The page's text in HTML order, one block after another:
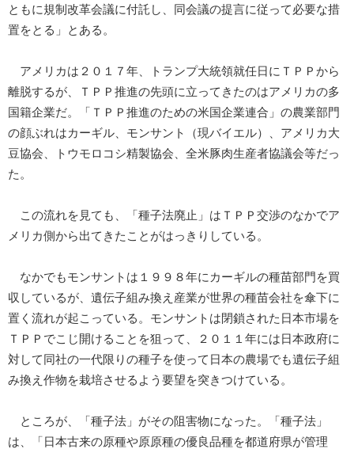
ともに規制改革会議に付託し、同会議の提言に従って必要な措
置をとる」とある。
アメリカは２０１７年、トランプ大統領就任日にＴＰＰから
離脱するが、ＴＰＰ推進の先頭に立ってきたのはアメリカの多
国籍企業だ。「ＴＰＰ推進のための米国企業連合」の農業部門
の顔ぶれはカーギル、モンサント（現バイエル）、アメリカ大
豆協会、トウモロコシ精製協会、全米豚肉生産者協議会等だっ
た。
この流れを見ても、「種子法廃止」はＴＰＰ交渉のなかでア
メリカ側から出てきたことがはっきりしている。
なかでもモンサントは１９９８年にカーギルの種苗部門を買
収しているが、遺伝子組み換え産業が世界の種苗会社を傘下に
置く流れが起こっている。モンサントは閉鎖された日本市場を
ＴＰＰでこじ開けることを狙って、２０１１年には日本政府に
対して同社の一代限りの種子を使って日本の農場でも遺伝子組
み換え作物を栽培させるよう要望を突きつけている。
ところが、「種子法」がその阻害物になった。「種子法」
は、「日本古来の原種や原原種の優良品種を都道府県が管理